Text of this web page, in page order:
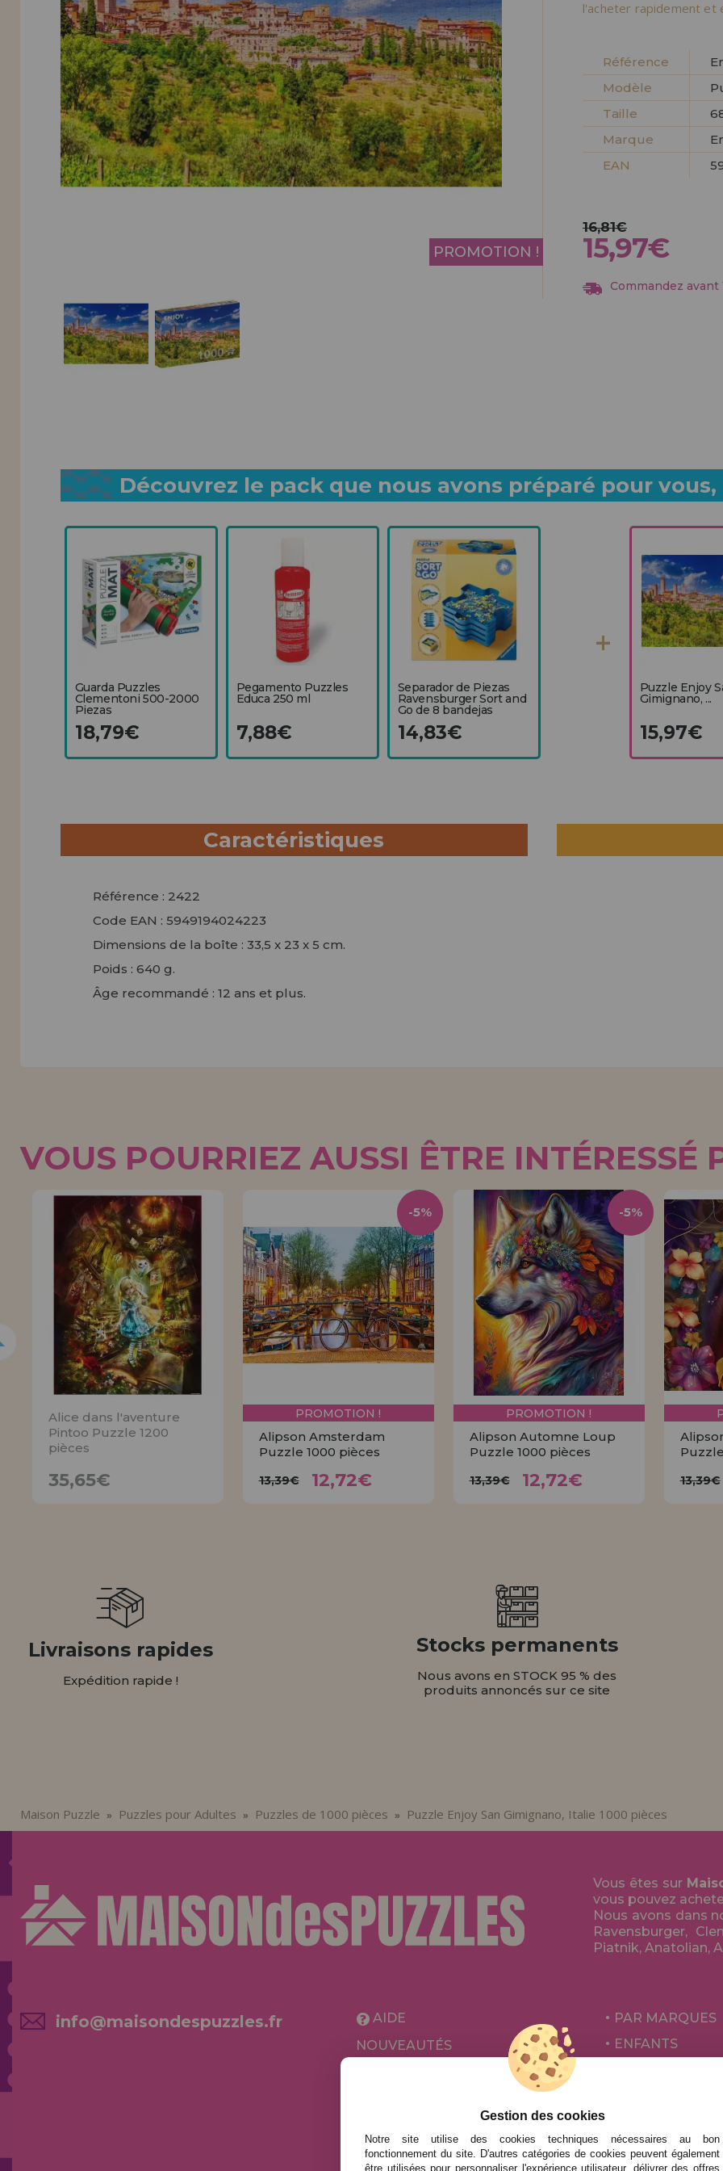
INFORMATION
info@maisondespuzzles.fr
Allez-y! Nous vous attendions.
NOUVEAU CLIENT
Allez-y! Nous vous
l'acheter rapidement et
Référence
Modèle
Taille
Marque
EAN
PROMOTION !
16,81€
15,97€
Commandez
Découvrez le pack que nous avons préparé pour
Guarda Puzzles
Clementoni 500-2000
Piezas
18,79€
Pegamento Puzzles
Educa 250 ml
7,88€
Separador de Piezas
Ravensburger Sort and
Go de 8 bandejas
14,83€
Puzzle Enjoy
Gimignano, ...
15,97€
Caractéristiques
Référence : 2422
Code EAN : 5949194024223
Dimensions de la boîte : 33,5 x 23 x 5 cm.
Poids : 640 g.
Âge recommandé : 12 ans et plus.
VOUS POURRIEZ AUSSI ÊTRE INTÉRESSÉ
Alice dans l'aventure
Pintoo Puzzle 1200
pièces
35,65€
PROMOTION !
Alipson Amsterdam
Puzzle 1000 pièces
13,39€ 12,72€
-5%
PROMOTION !
Alipson Automne Loup
Puzzle 1000 pièces
13,39€ 12,72€
-5%
13,39€
Livraisons rapides
Expédition rapide !
Stocks permanents
Nous avons en STOCK 95 % des
produits annoncés sur ce site
Maison Puzzle » Puzzles pour Adultes » Puzzles de 1000 pièces » Puzzle Enjoy San Gimignano, Italie 1000 pièces
Vous êtes sur
vous pouvez
Nous avons dans
Ravensburger,
Piatnik, Anatolian,
info@maisondespuzzles.fr
AIDE
NOUVEAUTÉS
PROMOTIONS ET OFFRES
PAR MARQUES
ENFANTS
JEUX DE
Gestion des cookies
Notre site utilise des cookies techniques nécessaires au bon
fonctionnement du site. D'autres catégories de cookies peuvent également
être utilisées pour personnaliser l'expérience utilisateur, délivrer des offres